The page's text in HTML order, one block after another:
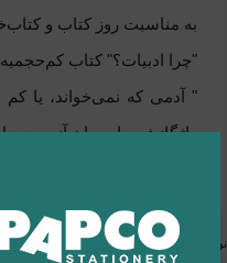
به مناسبت روز کتاب و
"چرا ادبیات؟" کتاب
" آدمی که نمی‌خواند، یا کم
واژگانش برای بیان آنچه در
نوشته قبلی